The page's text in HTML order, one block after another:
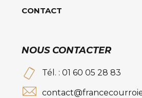
CONTACT
NOUS CONTACTER
Tél. : 01 60 05 28 83